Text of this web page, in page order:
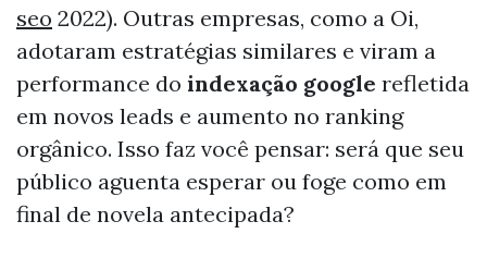
seo 2022). Outras empresas, como a Oi,
adotaram estratégias similares e viram a
performance do indexação google refletida
em novos leads e aumento no ranking
orgânico. Isso faz você pensar: será que seu
público aguenta esperar ou foge como em
final de novela antecipada?